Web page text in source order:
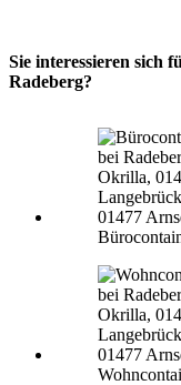
Sie interessieren sich
Radeberg?